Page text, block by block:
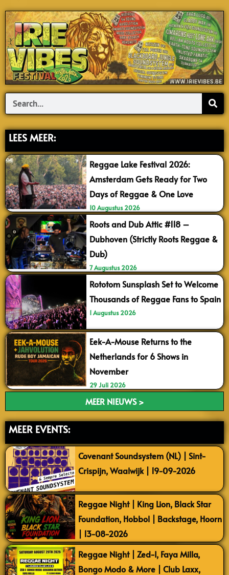
Search
LEES MEER:
Reggae Lake Festival 2026:
Amsterdam Gets Ready for Two
Days of Reggae & One Love
10 Augustus 2026
Roots and Dub Attic #118 –
Dubhoven (Strictly Roots Reggae &
Dub)
7 Augustus 2026
Rototom Sunsplash Set to Welcome
Thousands of Reggae Fans to Spain
1 Augustus 2026
Eek-A-Mouse Returns to the
Netherlands for 6 Shows in
November
29 Juli 2026
MEER NIEUWS >
MEER EVENTS:
Covenant Soundsystem (NL) | Sint-
Crispijn, Waalwijk | 19-09-2026
Reggae Night | King Lion, Black Star
Foundation, Hobbol | Backstage, Hoorn
| 13-08-2026
Reggae Night | Zed-I, Faya Milla,
Bongo Modo & More | Club Laxx,